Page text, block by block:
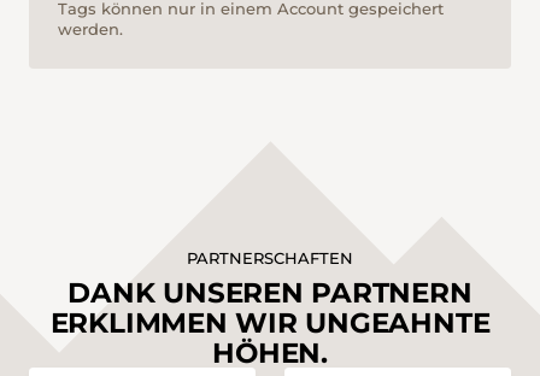
Tags können nur in einem Account gespeichert
werden.
PARTNERSCHAFTEN
DANK UNSEREN PARTNERN
ERKLIMMEN WIR UNGEAHNTE
HÖHEN.